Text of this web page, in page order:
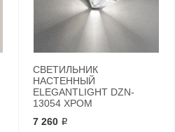
СВЕТИЛЬНИК
НАСТЕННЫЙ
ELEGANTLIGHT DZN-
13054 ХРОМ
7 260 ₽